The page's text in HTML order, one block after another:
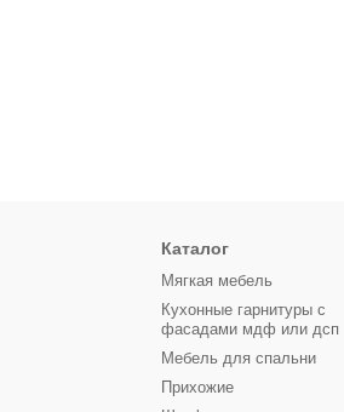
Каталог
Мягкая мебель
Кухонные гарнитуры с
фасадами мдф или дсп
Мебель для спальни
Прихожие